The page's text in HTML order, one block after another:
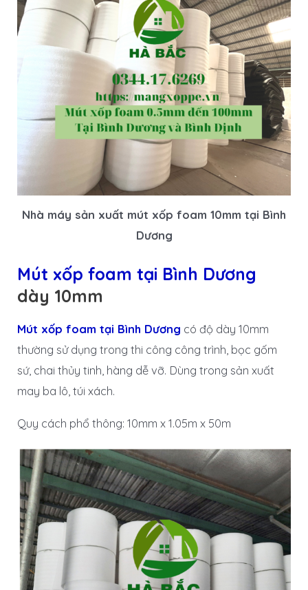
Nhà máy sản xuất mút xốp foam 10mm tại Bình
Dương
Mút xốp foam tại Bình Dương
dày 10mm
Mút xốp foam tại Bình Dương có độ dày 10mm
thường sử dụng trong thi công công trình, bọc gốm
sứ, chai thủy tinh, hàng dễ vỡ. Dùng trong sản xuất
may ba lô, túi xách.
Quy cách phổ thông: 10mm x 1.05m x 50m